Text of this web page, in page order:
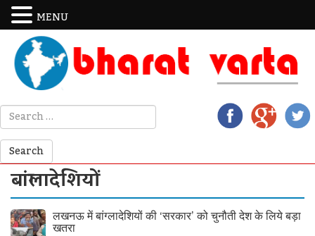
बांग्लादेशियों
लखनऊ में बांग्लादेशियों की ‘सरकार’ को चुनौती देश के लिये बड़ा
खतरा
MENU